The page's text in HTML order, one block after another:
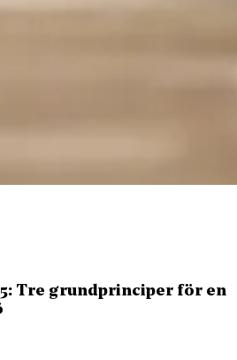
Tre grundprinciper för en